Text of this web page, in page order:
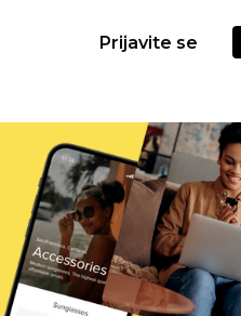
Prijavite se